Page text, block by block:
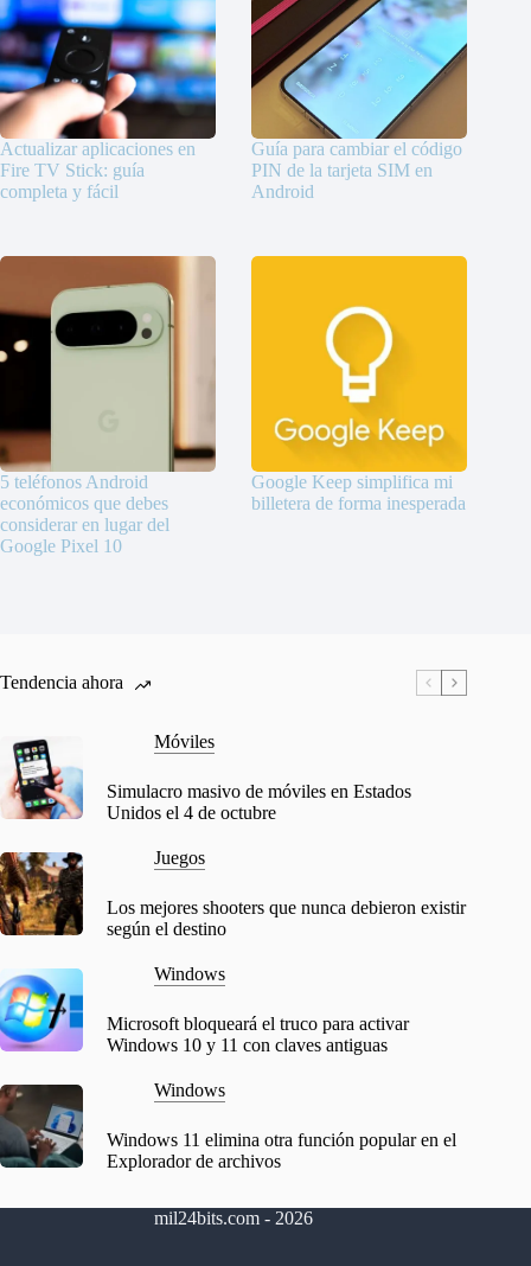
Actualizar aplicaciones en
Fire TV Stick: guía
completa y fácil
Guía para cambiar el código
PIN de la tarjeta SIM en
Android
5 teléfonos Android
económicos que debes
considerar en lugar del
Google Pixel 10
Google Keep simplifica mi
billetera de forma inesperada
Tendencia ahora
Móviles
Simulacro masivo de móviles en Estados
Unidos el 4 de octubre
Juegos
Los mejores shooters que nunca debieron existir
según el destino
Windows
Microsoft bloqueará el truco para activar
Windows 10 y 11 con claves antiguas
Windows
Windows 11 elimina otra función popular en el
Explorador de archivos
mil24bits.com - 2026